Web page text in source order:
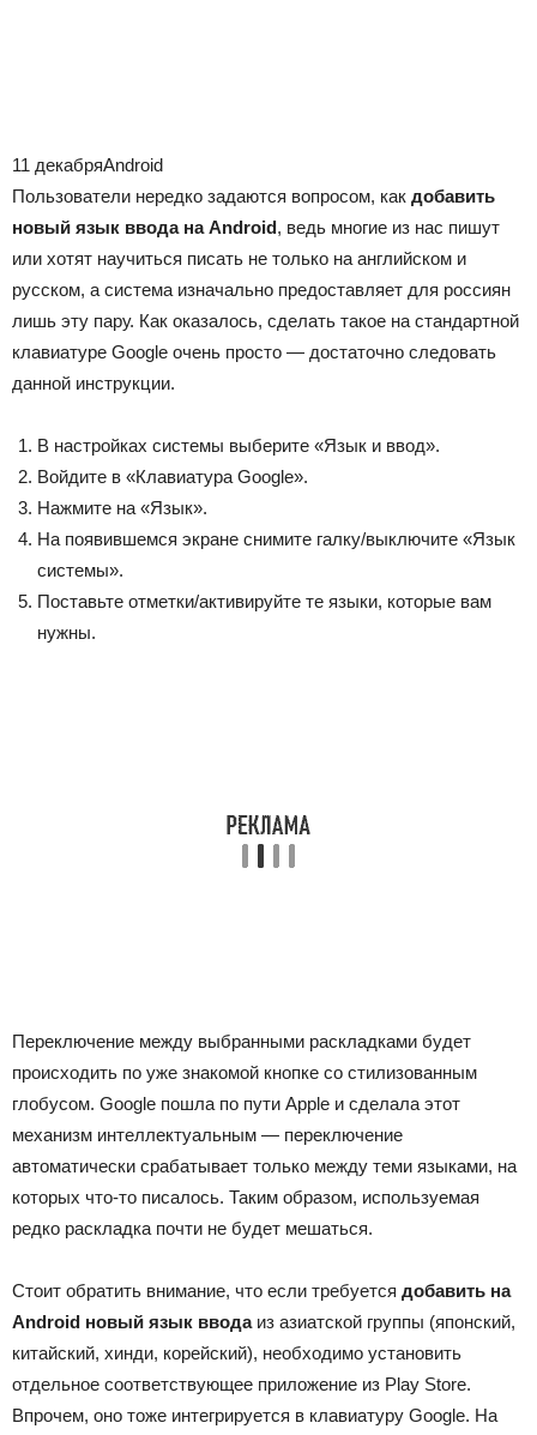
11 декабряAndroid
Пользователи нередко задаются вопросом, как добавить
новый язык ввода на Android, ведь многие из нас пишут
или хотят научиться писать не только на английском и
русском, а система изначально предоставляет для россиян
лишь эту пару. Как оказалось, сделать такое на стандартной
клавиатуре Google очень просто — достаточно следовать
данной инструкции.
В настройках системы выберите «Язык и ввод».
Войдите в «Клавиатура Google».
Нажмите на «Язык».
На появившемся экране снимите галку/выключите «Язык
системы».
Поставьте отметки/активируйте те языки, которые вам
нужны.
Переключение между выбранными раскладками будет
происходить по уже знакомой кнопке со стилизованным
глобусом. Google пошла по пути Apple и сделала этот
механизм интеллектуальным — переключение
автоматически срабатывает только между теми языками, на
которых что‑то писалось. Таким образом, используемая
редко раскладка почти не будет мешаться.
Стоит обратить внимание, что если требуется добавить на
Android новый язык вводаиз азиатской группы (японский,
китайский, хинди, корейский), необходимо установить
отдельное соответствующее приложение из Play Store.
Впрочем, оно тоже интегрируется в клавиатуру Google. На